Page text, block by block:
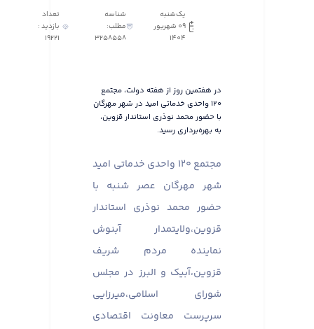
یک‌شنبه
09 شهریور
1404
شناسه
مطلب:
3258558
تعداد
بازدید :
19221
در هفتمین روز از هفته دولت، مجتمع
۱۲۰ واحدی خدماتی امید در شهر مهرگان
با حضور محمد نوذری استاندار قزوین،
به بهره‌برداری رسید.
مجتمع ۱۲۰ واحدی خدماتی امید
شهر مهرگان عصر شنبه با
حضور محمد نوذری استاندار
قزوین،ولایتمدار آبنوش
نماینده مردم شریف
قزوین،آبیک و البرز در مجلس
شورای اسلامی،میرزایی
سرپرست معاونت اقتصادی